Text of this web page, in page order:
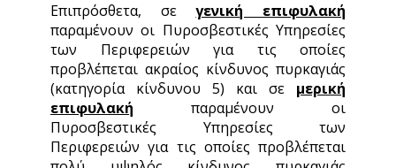
Επιπρόσθετα, σεγενική επιφυλακή
παραμένουν οι Πυροσβεστικές Υπηρεσίες
των Περιφερειών για τις οποίες
προβλέπεται ακραίος κίνδυνος πυρκαγιάς
(κατηγορία κίνδυνου 5) και σε μερική
επιφυλακή παραμένουν οι
Πυροσβεστικές Υπηρεσίες των
Περιφερειών για τις οποίες προβλέπεται